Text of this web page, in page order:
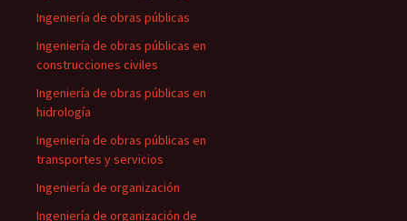
Ingeniería de obras públicas
Ingeniería de obras públicas en
construcciones civiles
Ingeniería de obras públicas en
hidrología
Ingeniería de obras públicas en
transportes y servicios
Ingeniería de organización
Ingeniería de organización de